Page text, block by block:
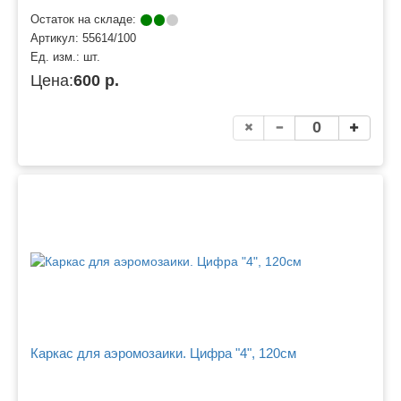
Остаток на складе:
Артикул: 55614/100
Ед. изм.: шт.
Цена:600 р.
Каркас для аэромозаики. Цифра "4", 120см